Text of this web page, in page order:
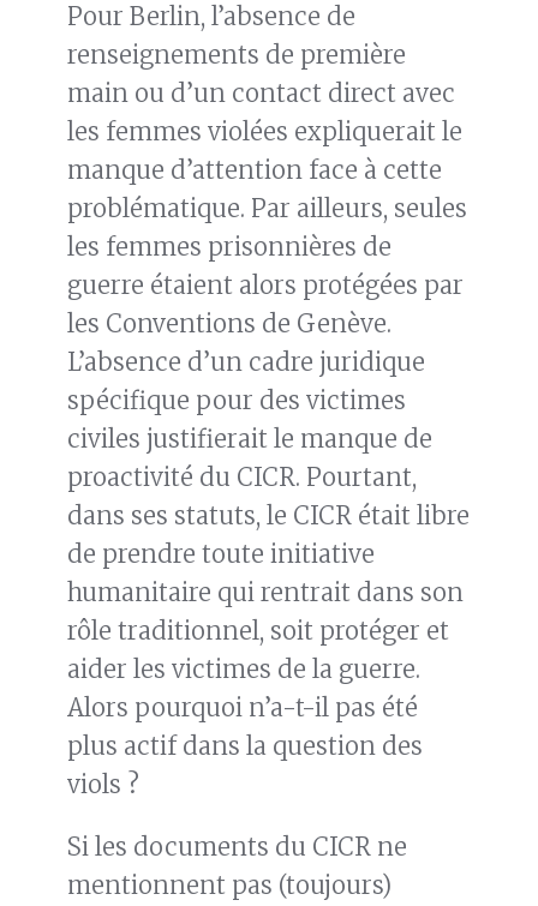
Pour Berlin, l’absence de
renseignements de première
main ou d’un contact direct avec
les femmes violées expliquerait le
manque d’attention face à cette
problématique. Par ailleurs, seules
les femmes prisonnières de
guerre étaient alors protégées par
les Conventions de Genève.
L’absence d’un cadre juridique
spécifique pour des victimes
civiles justifierait le manque de
proactivité du CICR. Pourtant,
dans ses statuts, le CICR était libre
de prendre toute initiative
humanitaire qui rentrait dans son
rôle traditionnel, soit protéger et
aider les victimes de la guerre.
Alors pourquoi n’a-t-il pas été
plus actif dans la question des
viols ?
Si les documents du CICR ne
mentionnent pas (toujours)